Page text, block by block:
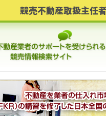
競売不動産取扱主任